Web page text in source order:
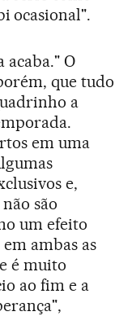
ocasional".
acaba." O
que tudo
a
em uma
e,
são
um efeito
ambas as
é muito
ao fim e a